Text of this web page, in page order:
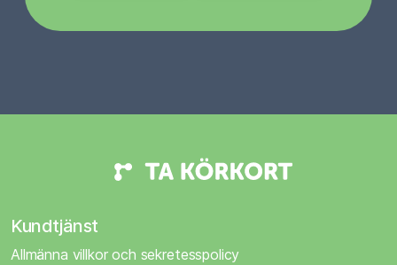
Kundtjänst
Allmänna villkor och sekretesspolicy